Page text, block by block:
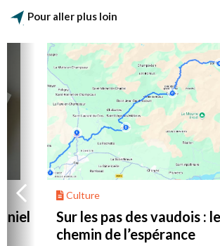
Pour aller plus loin
Culture
Sur les pas des vaudois : le
chemin de l’espérance